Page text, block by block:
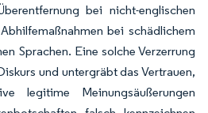
bei nicht-englischen
bei schädlichem
Sprachen. Eine solche Verzerrung
und untergräbt das Vertrauen,
legitime Meinungsäußerungen